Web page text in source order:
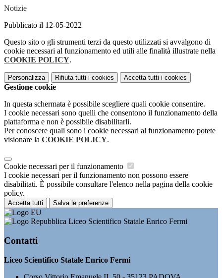
Notizie
Pubblicato il 12-05-2022
Questo sito o gli strumenti terzi da questo utilizzati si avvalgono di
cookie necessari al funzionamento ed utili alle finalità illustrate nella
COOKIE POLICY.
Personalizza Rifiuta tutti i cookies Accetta tutti i cookies
Gestione cookie
In questa schermata è possibile scegliere quali cookie consentire.
I cookie necessari sono quelli che consentono il funzionamento della
piattaforma e non è possibile disabilitarli.
Per conoscere quali sono i cookie necessari al funzionamento potete
visionare la COOKIE POLICY.
Cookie necessari per il funzionamento
I cookie necessari per il funzionamento non possono essere
disabilitati. È possibile consultare l'elenco nella pagina della cookie
policy.
Accetta tutti Salva le preferenze
Liceo Scientifico Statale Enrico Fermi
Contatti
Liceo Scientifico Statale Enrico Fermi